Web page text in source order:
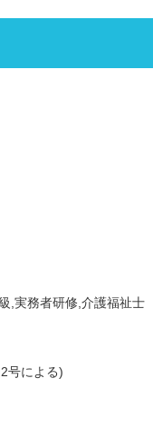
,実務者研修,介護福祉士
号による)